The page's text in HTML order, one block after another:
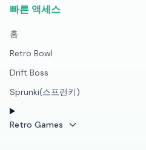
빠른 액세스
홈
Retro Bowl
Drift Boss
Sprunki(스프런키)
Retro Games